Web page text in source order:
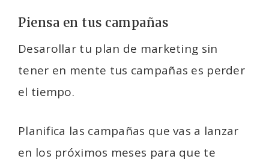
Piensa en tus campañas
Desarollar tu plan de marketing sin
tener en mente tus campañas es perder
el tiempo.
Planifica las campañas que vas a lanzar
en los próximos meses para que te